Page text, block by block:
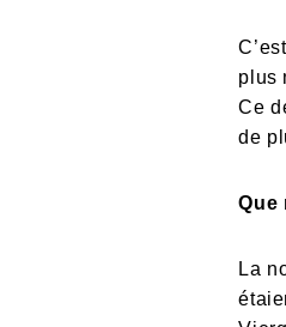
plus
Ce
de
Que
La